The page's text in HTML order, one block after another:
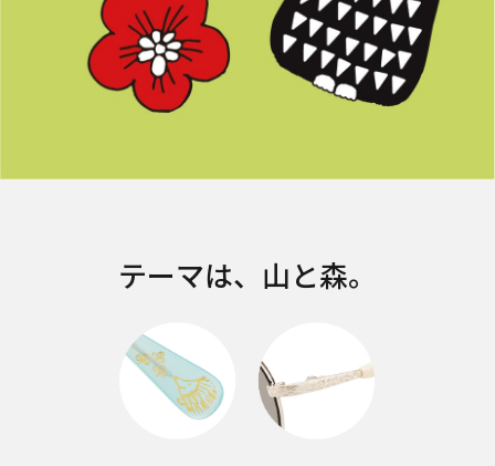
テーマは、山と森。